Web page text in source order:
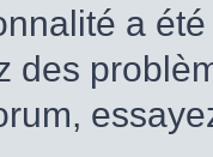
a
des